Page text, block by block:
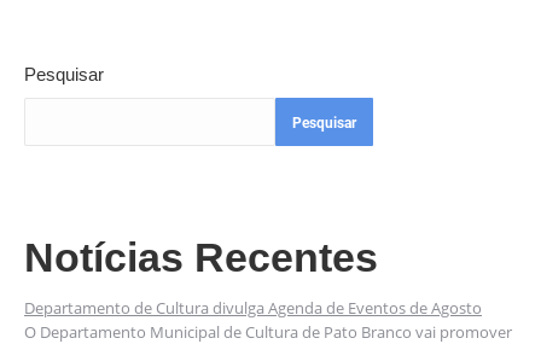
Pesquisar
Pesquisar
Notícias Recentes
Departamento de Cultura divulga Agenda de Eventos de Agosto
O Departamento Municipal de Cultura de Pato Branco vai promover